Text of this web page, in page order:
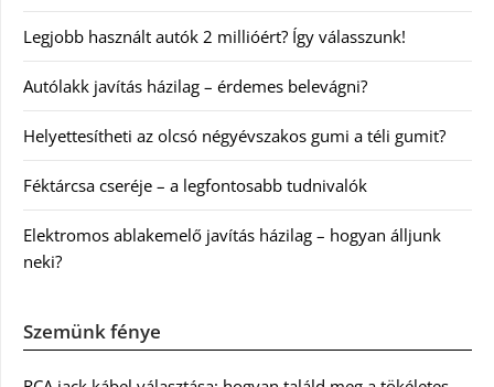
Legjobb használt autók 2 millióért? Így válasszunk!
Autólakk javítás házilag – érdemes belevágni?
Helyettesítheti az olcsó négyévszakos gumi a téli gumit?
Féktárcsa cseréje – a legfontosabb tudnivalók
Elektromos ablakemelő javítás házilag – hogyan álljunk
neki?
Szemünk fénye